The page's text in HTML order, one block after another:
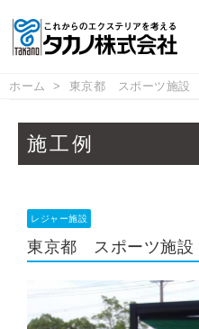
ホーム 東京都 スポーツ施設
施工例
レジャー施設
東京都 スポーツ施設